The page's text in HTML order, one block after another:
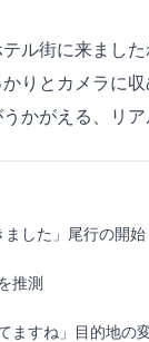
ル街に来まし
りとカメラに
かがえる、リア
ました」尾行の開始
推測
ますね」目的地の